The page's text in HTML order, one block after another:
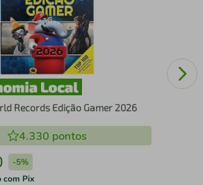
Records Edição Gamer 2026
4.330 pontos
-5%
com Pix